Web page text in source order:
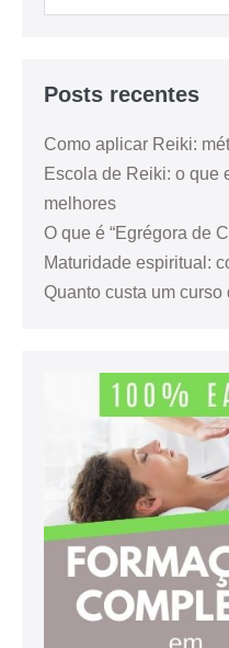
Posts recentes
Como aplicar Reiki:
Escola de Reiki: o que
melhores
O que é “Egrégora de
Maturidade espiritual:
Quanto custa um